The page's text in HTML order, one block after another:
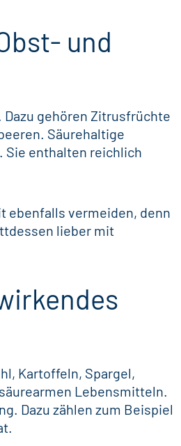
und
gehören Zitrusfrüchte
Säurehaltige
Sie enthalten reichlich
ebenfalls vermeiden, denn
lieber mit
Kartoffeln, Spargel,
Lebensmitteln.
Dazu zählen zum Beispiel